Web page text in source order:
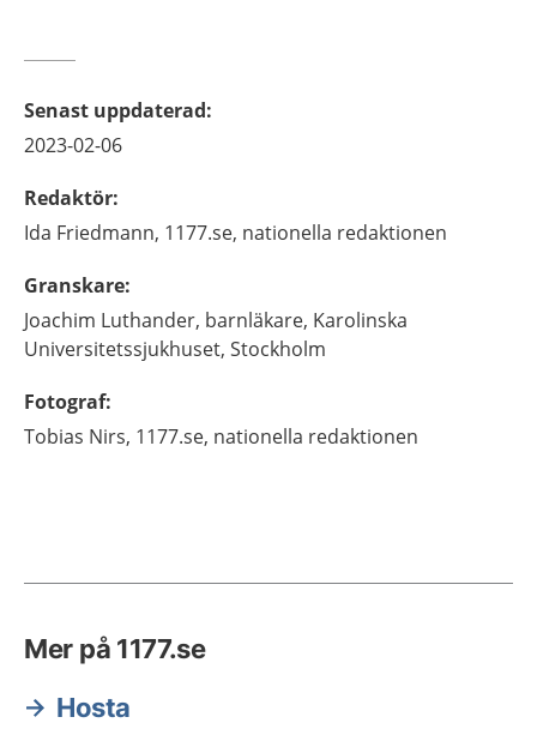
Senast uppdaterad:
2023-02-06
Redaktör:
Ida Friedmann, 1177.se, nationella redaktionen
Granskare:
Joachim Luthander, barnläkare, Karolinska
Universitetssjukhuset, Stockholm
Fotograf:
Tobias Nirs, 1177.se, nationella redaktionen
Mer på 1177.se
Hosta